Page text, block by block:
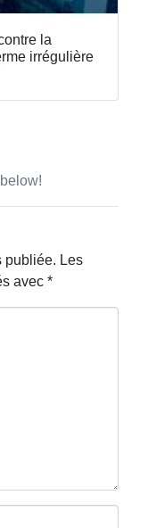
la
irrégulière
publiée. Les
avec*